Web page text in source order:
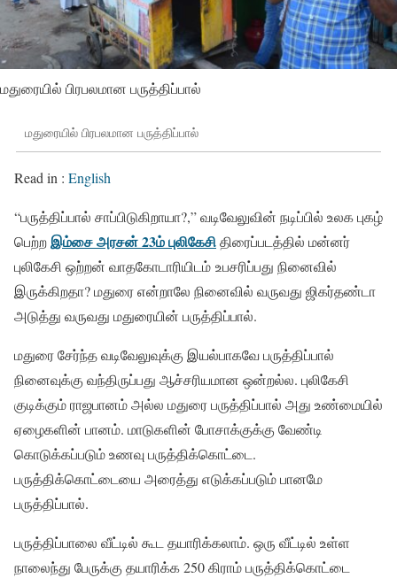
மதுரையில் பிரபலமான பருத்திப்பால்
மதுரையில் பிரபலமான பருத்திப்பால்
Read in : English
“பருத்திப்பால் சாப்பிடுகிறாயா?,” வடிவேலுவின் நடிப்பில் உலக புகழ்
பெற்றஇம்சை அரசன் 23ம் புலிகேசிதிரைப்படத்தில் மன்னர்
புலிகேசி ஒற்றன் வாதகோடாரியிடம் உபசரிப்பது நினைவில்
இருக்கிறதா? மதுரை என்றாலே நினைவில் வருவது ஜிகர்தண்டா
அடுத்து வருவது மதுரையின் பருத்திப்பால்.
மதுரை சேர்ந்த வடிவேலுவுக்கு இயல்பாகவே பருத்திப்பால்
நினைவுக்கு வந்திருப்பது ஆச்சரியமான ஒன்றல்ல. புலிகேசி
குடிக்கும் ராஜபானம் அல்ல மதுரை பருத்திப்பால் அது உண்மையில்
ஏழைகளின் பானம். மாடுகளின் போசாக்குக்கு வேண்டி
கொடுக்கப்படும் உணவு பருத்திக்கொட்டை.
பருத்திக்கொட்டையை அரைத்து எடுக்கப்படும் பானமே
பருத்திப்பால்.
பருத்திப்பாலை வீட்டில் கூட தயாரிக்கலாம். ஒரு வீட்டில் உள்ள
நாலைந்து பேருக்கு தயாரிக்க 250 கிராம் பருத்திக்கொட்டை